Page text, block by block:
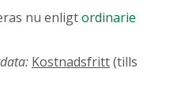
nu enligtordinarie
Kostnadsfritt(tills